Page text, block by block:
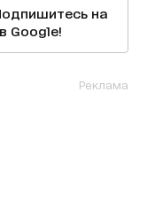
на
Google!
Реклама